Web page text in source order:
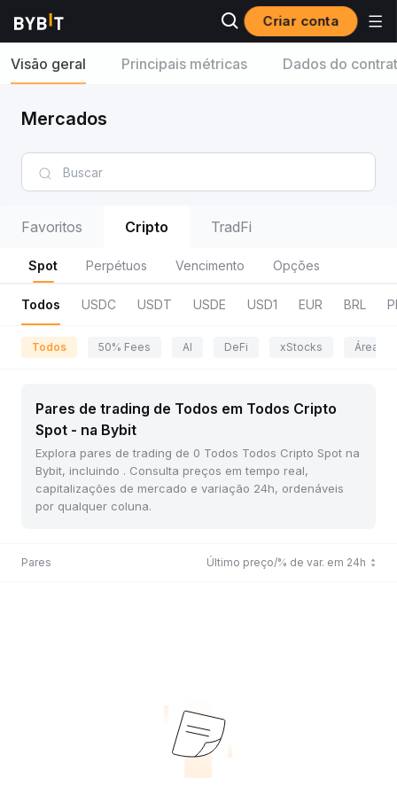
Criar conta
Visão geral Principais métricas Dados do
Mercados
Favoritos Cripto TradFi
Spot Perpétuos Vencimento Opções
Todos USDC USDT USDE USD1 EUR BRL
Todos 50% Fees AI DeFi xStocks Área da
Pares de trading de Todos em Todos Cripto
Spot - na Bybit
Explora pares de trading de 0 Todos Todos Cripto Spot na
Bybit, incluindo . Consulta preços em tempo real,
capitalizações de mercado e variação 24h, ordenáveis
por qualquer coluna.
Pares Último preço/% de var. em 24h